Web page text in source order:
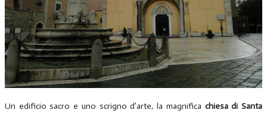
Un edificio sacro e uno scrigno d’arte, la magnifica chiesa di Santa